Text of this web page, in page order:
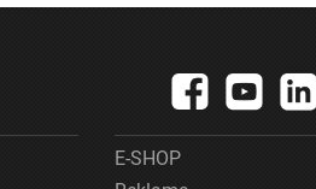
E-SHOP